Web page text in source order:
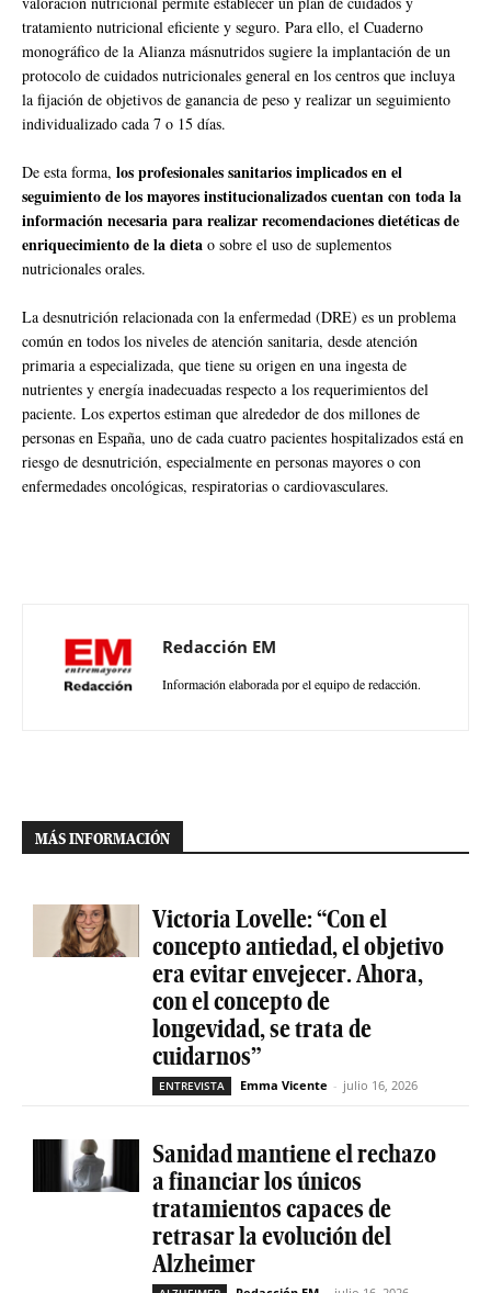
tratamiento nutricional eficiente y seguro. Para ello, el Cuaderno
monográfico de la Alianza másnutridos sugiere la implantación de un
protocolo de cuidados nutricionales general en los centros que incluya
la fijación de objetivos de ganancia de peso y realizar un seguimiento
individualizado cada 7 o 15 días.
De esta forma, los profesionales sanitarios implicados en el
seguimiento de los mayores institucionalizados cuentan con toda la
información necesaria para realizar recomendaciones dietéticas de
enriquecimiento de la dieta o sobre el uso de suplementos
nutricionales orales.
La desnutrición relacionada con la enfermedad (DRE) es un problema
común en todos los niveles de atención sanitaria, desde atención
primaria a especializada, que tiene su origen en una ingesta de
nutrientes y energía inadecuadas respecto a los requerimientos del
paciente. Los expertos estiman que alrededor de dos millones de
personas en España, uno de cada cuatro pacientes hospitalizados está en
riesgo de desnutrición, especialmente en personas mayores o con
enfermedades oncológicas, respiratorias o cardiovasculares.
Redacción EM
Información elaborada por el equipo de redacción.
MÁS INFORMACIÓN
Victoria Lovelle: “Con el
concepto antiedad, el objetivo
era evitar envejecer. Ahora,
con el concepto de
longevidad, se trata de
cuidarnos”
ENTREVISTA Emma Vicente - julio 16, 2026
Sanidad mantiene el rechazo
a financiar los únicos
tratamientos capaces de
retrasar la evolución del
Alzheimer